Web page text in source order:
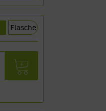
Flasche